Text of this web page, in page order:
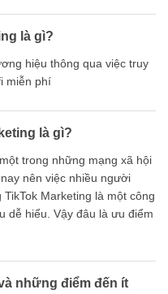
là gì?
hiệu thông qua việc truy
miễn phí
là gì?
trong những mạng xã hội
nên việc nhiều người
Marketing là một công
dễ hiểu. Vậy đâu là ưu điểm
những điểm đến ít